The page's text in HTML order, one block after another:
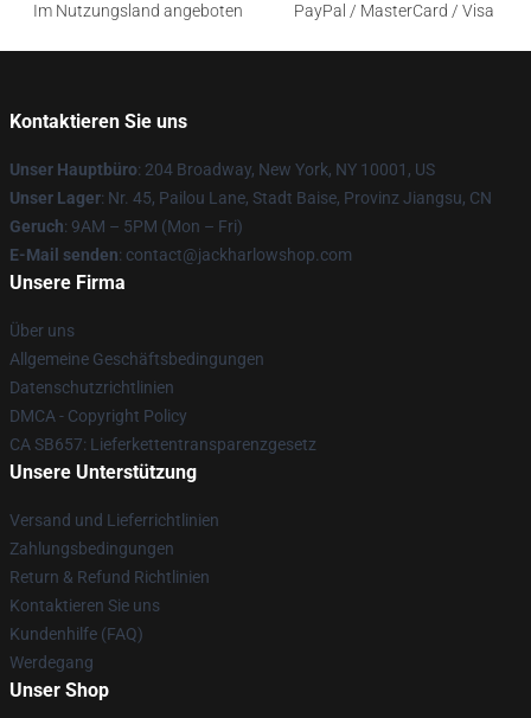
Im Nutzungsland angeboten
PayPal / MasterCard / Visa
Kontaktieren Sie uns
Unser Hauptbüro: 204 Broadway, New York, NY 10001, US
Unser Lager: Nr. 45, Pailou Lane, Stadt Baise, Provinz Jiangsu, CN
Geruch: 9AM – 5PM (Mon – Fri)
E-Mail senden: contact@jackharlowshop.com
Unsere Firma
Über uns
Allgemeine Geschäftsbedingungen
Datenschutzrichtlinien
DMCA - Copyright Policy
CA SB657: Lieferkettentransparenzgesetz
Unsere Unterstützung
Versand und Lieferrichtlinien
Zahlungsbedingungen
Return & Refund Richtlinien
Kontaktieren Sie uns
Kundenhilfe (FAQ)
Werdegang
Unser Shop